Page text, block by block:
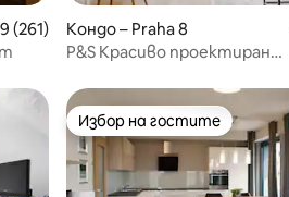
оценка: 4,99 от 5, 261 отзива
(261)
Кондо – Praha 8
P&S Красиво проектиран
Избор на гостите
Избор на гостите